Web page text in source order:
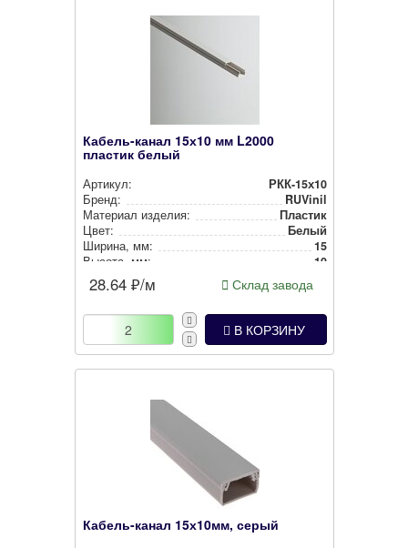
Кабель-канал 15х10 мм L2000
пластик белый
Артикул:
РКК-15х10
Бренд:
RUVinil
Материал изделия:
Пластик
Цвет:
Белый
Ширина, мм:
15
Высота, мм:
10
28.64 ₽/м Склад завода
В КОРЗИНУ
Кабель-канал 15х10мм, серый